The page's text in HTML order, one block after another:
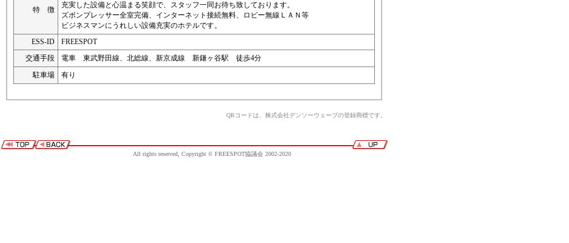
特 徴
充実した設備と心温まる笑顔で、スタッフ一同お待ち致しております。
ズボンプレッサー全室完備、インターネット接続無料、ロビー無線ＬＡＮ等
ビジネスマンにうれしい設備充実のホテルです。
ESS-ID
FREESPOT
交通手段
電車 東武野田線、北総線、新京成線 新鎌ヶ谷駅 徒歩4分
駐車場
有り
QRコードは、株式会社デンソーウェーブの登録商標です。
All rights reserved, Copyright © FREESPOT協議会 2002-2020